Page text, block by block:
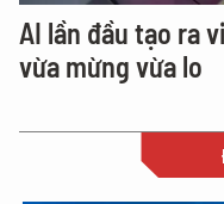
AI lần đầu tạo ra
vừa mừng vừa lo